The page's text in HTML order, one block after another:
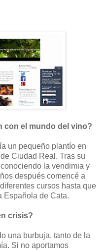
con el mundo del vino?
un pequeño plantío en
Ciudad Real. Tras su
la vendimia y
después comencé a
cursos hasta que
Española de Cata.
crisis?
una burbuja, tanto de la
Si no aportamos